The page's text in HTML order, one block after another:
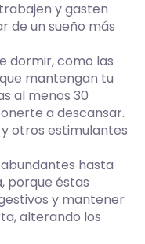
y gasten
de un sueño más
dormir, como las
mantengan tu
al menos 30
a descansar.
otros estimulantes
hasta
porque éstas
y mantener
alterando los